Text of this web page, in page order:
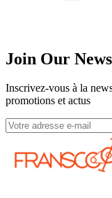
Join Our
Inscrivez-vous à la
promotions et actus